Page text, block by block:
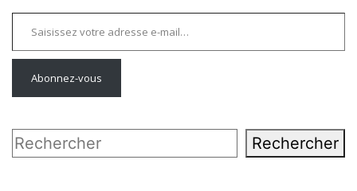
Saisissez votre adresse e-mail…
Abonnez-vous
Rechercher Rechercher